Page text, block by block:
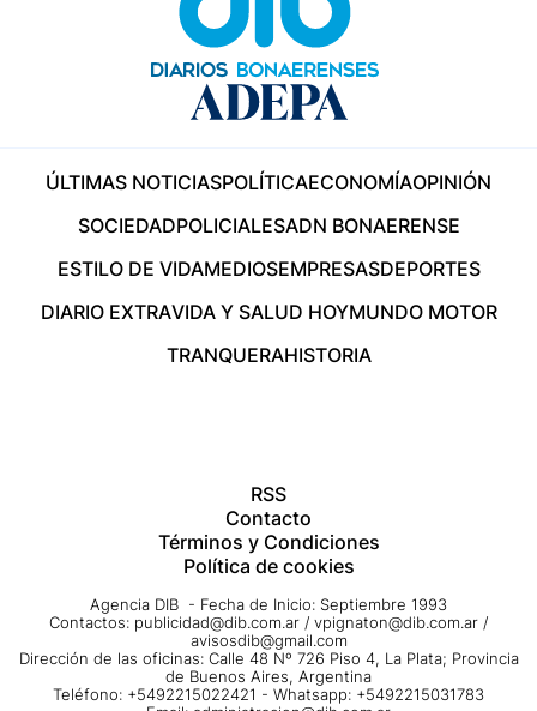
ÚLTIMAS NOTICIASPOLÍTICAECONOMÍAOPINIÓN
SOCIEDADPOLICIALESADN BONAERENSE
ESTILO DE VIDAMEDIOSEMPRESASDEPORTES
DIARIO EXTRAVIDA Y SALUD HOYMUNDO MOTOR
TRANQUERAHISTORIA
RSS
Contacto
Términos y Condiciones
Política de cookies
Agencia DIB - Fecha de Inicio: Septiembre 1993
Contactos: publicidad@dib.com.ar / vpignaton@dib.com.ar /
avisosdib@gmail.com
Dirección de las oficinas: Calle 48 Nº 726 Piso 4, La Plata; Provincia
de Buenos Aires, Argentina
Teléfono: +5492215022421 - Whatsapp: +5492215031783